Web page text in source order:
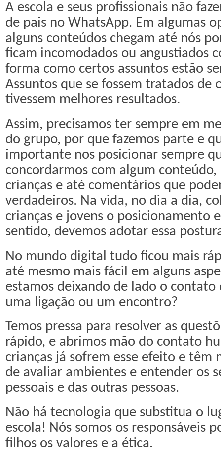
A escola e seus profissionais não
de pais no WhatsApp. Em algumas
alguns conteúdos chegam até nós
ficam incomodados ou angustiados
forma como certos assuntos estão
Assuntos que se fossem tratados de
tivessem melhores resultados.
Assim, precisamos ter sempre em
do grupo, por que fazemos parte e
importante nos posicionar sempre
concordarmos com algum conteúdo,
crianças e até comentários que
verdadeiros. Na vida, no dia a dia,
crianças e jovens o posicionamento
sentido, devemos adotar essa
No mundo digital tudo ficou mais
até mesmo mais fácil em alguns
estamos deixando de lado o
uma ligação ou um encontro?
Temos pressa para resolver as
rápido, e abrimos mão do contato
crianças já sofrem esse efeito e têm
de avaliar ambientes e entender os
pessoais e das outras pessoas.
Não há tecnologia que substitua o
escola! Nós somos os responsáveis
filhos os valores e a ética.